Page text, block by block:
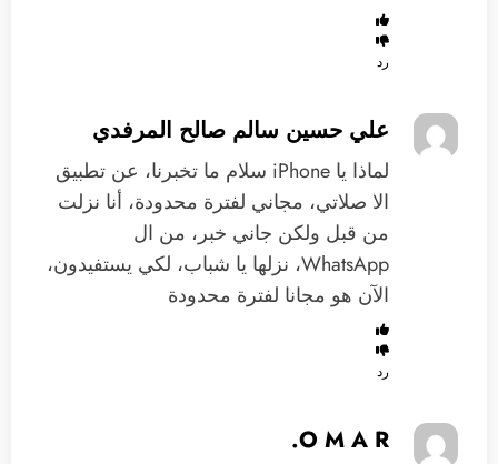
رد
علي حسين سالم صالح المرفدي
‏لماذا يا iPhone سلام ما تخبرنا، عن تطبيق
الا صلاتي، مجاني لفترة محدودة، أنا نزلت
من قبل ولكن جاني خبر، من ال
WhatsApp، نزلها يا شباب، لكي يستفيدون،
الآن هو مجانا لفترة محدودة
رد
O M A R.